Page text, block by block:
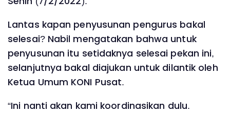
Lantas kapan penyusunan pengurus bakal
selesai? Nabil mengatakan bahwa untuk
penyusunan itu setidaknya selesai pekan ini,
selanjutnya bakal diajukan untuk dilantik oleh
Ketua Umum KONI Pusat.
“Ini nanti akan kami koordinasikan dulu.